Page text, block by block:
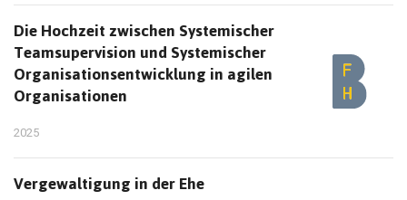
Die Hochzeit zwischen Systemischer
Teamsupervision und Systemischer
Organisationsentwicklung in agilen
Organisationen
2025
Vergewaltigung in der Ehe